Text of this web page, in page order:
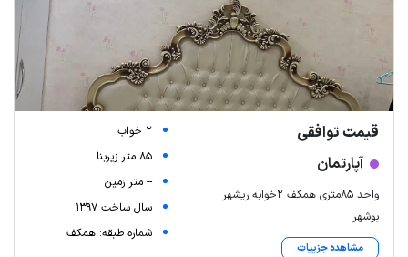
قیمت توافقی
آپارتمان
واحد ۸۵متری همکف ۲خوابه ریشهر
بوشهر
مشاهده جزییات
2 خواب
85 متر زیربنا
-- متر زمین
سال ساخت 1397
شماره طبقه: همکف